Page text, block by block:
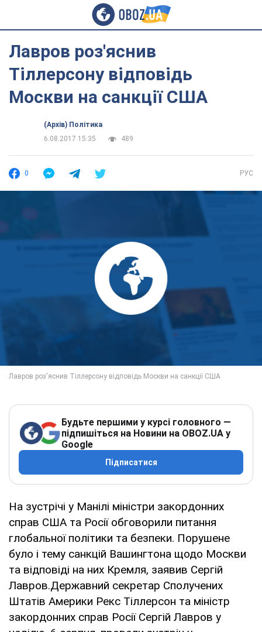
Лавров роз'яснив
Тіллерсону відповідь
Москви на санкції США
(Архів) Політика
6.08.2017 15:35
489
0 РУС
Будьте першими у курсі головного —
підпишіться на Новини на OBOZ.UA у
Google
Підписатися
На зустрічі у Манілі міністри закордонних
справ США та Росії обговорили питання
глобальної політики та безпеки. Порушене
було і тему санкцій Вашингтона щодо Москви
та відповіді на них Кремля, заявив Сергій
Лавров.Державний секретар Сполучених
Штатів Америки Рекс Тіллерсон та міністр
закордонних справ Росії Сергій Лавров у